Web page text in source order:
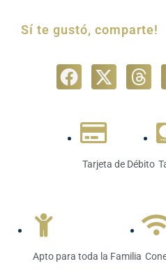
Sí te gustó, comparte!
Tarjeta de Débito
Apto para toda la Familia